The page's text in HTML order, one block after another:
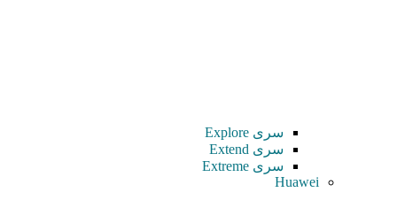
سری Explore
سری Extend
سری Extreme
Huawei